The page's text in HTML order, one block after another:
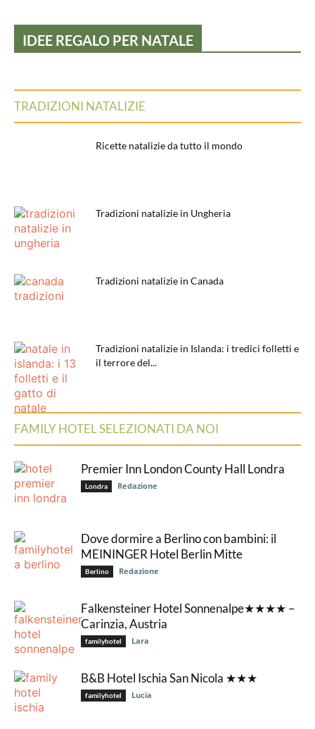
IDEE REGALO PER NATALE
TRADIZIONI NATALIZIE
Ricette natalizie da tutto il mondo
Tradizioni natalizie in Ungheria
Tradizioni natalizie in Canada
Tradizioni natalizie in Islanda: i tredici folletti e
il terrore del...
FAMILY HOTEL SELEZIONATI DA NOI
Premier Inn London County Hall Londra
Londra Redazione
Dove dormire a Berlino con bambini: il
MEININGER Hotel Berlin Mitte
Berlino Redazione
Falkensteiner Hotel Sonnenalpe★★★★ –
Carinzia, Austria
familyhotel Lara
B&B Hotel Ischia San Nicola ★★★
familyhotel Lucia